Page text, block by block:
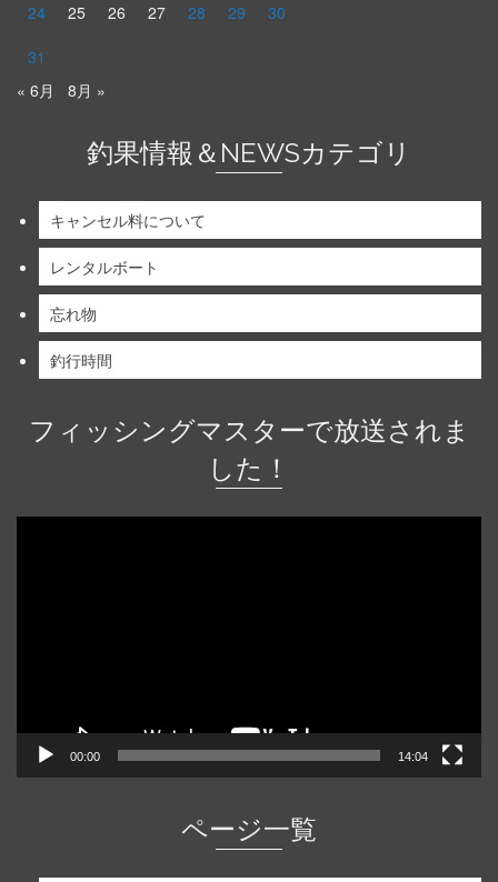
24
25 26 27 28 29
30
31
« 6月
8月 »
釣果情報＆NEWSカテゴリ
キャンセル料について
レンタルボート
忘れ物
釣行時間
フィッシングマスターで放送されま
した！
00:00 14:04
ページ一覧